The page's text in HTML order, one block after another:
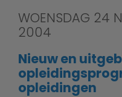
WOENSDAG 24
2004
Nieuw en
opleidingen